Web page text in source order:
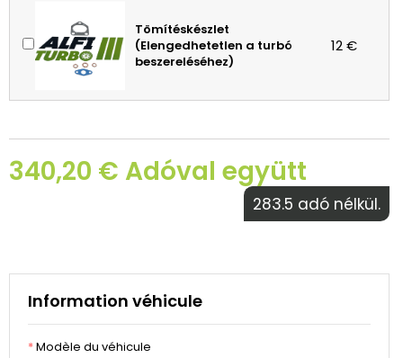
Tömítéskészlet
(Elengedhetetlen a turbó
beszereléséhez)
12 €
340,20 € Adóval együtt
283.5 adó nélkül.
Information véhicule
*Modèle du véhicule